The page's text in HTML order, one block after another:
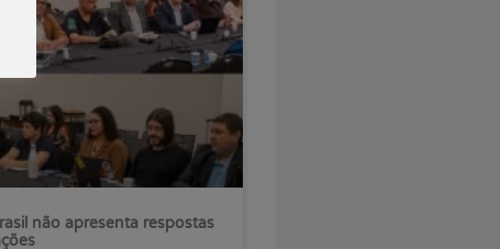
não apresenta respostas